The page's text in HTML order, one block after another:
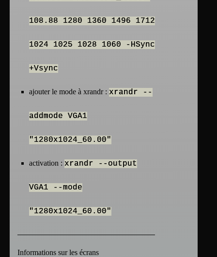
108.88 1280 1360 1496 1712
1024 1025 1028 1060 -HSync
+Vsync
ajouter le mode à xrandr : xrandr --
addmode VGA1
"1280x1024_60.00"
activation : xrandr --output
VGA1 --mode
"1280x1024_60.00"
Informations sur les écrans